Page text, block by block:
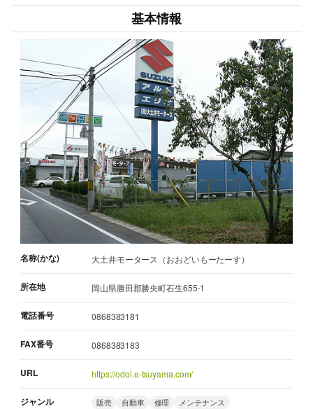
基本情報
名称(かな) 大土井モータース（おおどいもーたーす）
所在地 岡山県勝田郡勝央町石生655-1
電話番号 0868383181
FAX番号 0868383183
URL https://odoi.e-tsuyama.com/
ジャンル 販売 自動車 修理 メンテナンス